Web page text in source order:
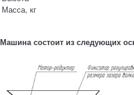
Масса, кг
Машина состоит из следующих